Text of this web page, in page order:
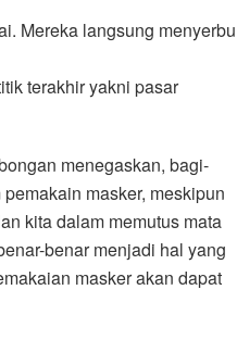
Mereka langsung menyerbu
terakhir yakni pasar
menegaskan, bagi-
masker, meskipun
kita dalam memutus mata
benar menjadi hal yang
masker akan dapat